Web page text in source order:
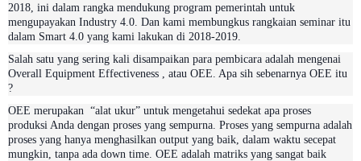
2018, ini dalam rangka mendukung program pemerintah untuk
mengupayakan Industry 4.0. Dan kami membungkus rangkaian seminar itu
dalam Smart 4.0 yang kami lakukan di 2018-2019.
Salah satu yang sering kali disampaikan para pembicara adalah mengenai
Overall Equipment Effectiveness , atau OEE. Apa sih sebenarnya OEE itu
?
OEE merupakan “alat ukur” untuk mengetahui sedekat apa proses
produksi Anda dengan proses yang sempurna. Proses yang sempurna adalah
proses yang hanya menghasilkan output yang baik, dalam waktu secepat
mungkin, tanpa ada down time. OEE adalah matriks yang sangat baik